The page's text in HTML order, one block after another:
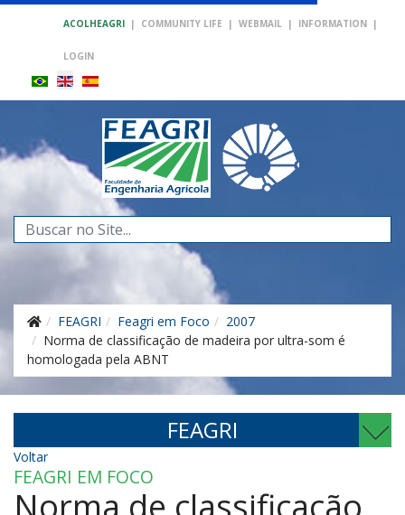
ACOLHEAGRI | COMMUNITY LIFE | WEBMAIL | INFORMATION |
LOGIN
Search
...
FEAGRI Feagri em Foco
2007
Norma de classificação de madeira por ultra-som é
homologada pela ABNT
FEAGRI
Voltar
FEAGRI EM FOCO